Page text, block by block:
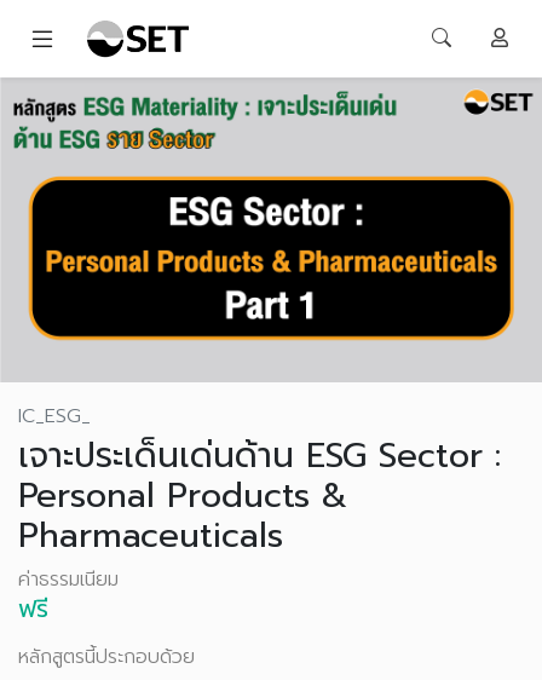
IC_ESG_
เจาะประเด็นเด่นด้าน ESG Sector :
Personal Products &
Pharmaceuticals
ค่าธรรมเนียม
ฟรี
หลักสูตรนี้ประกอบด้วย